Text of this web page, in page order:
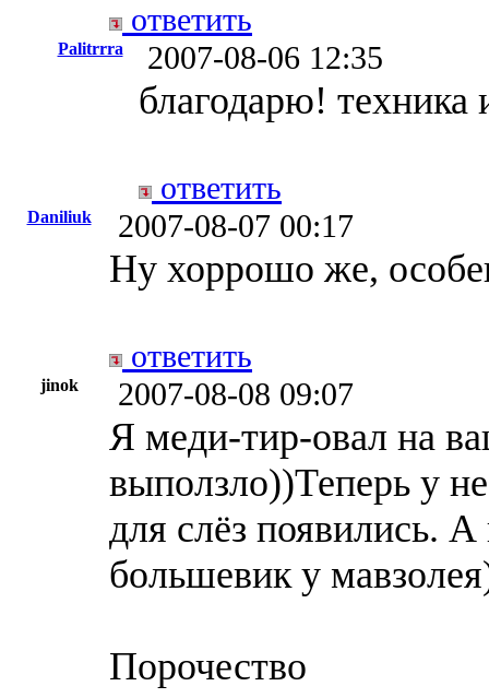
ответить
Palitrrra 2007-08-06 12:35
благодарю! техника
ответить
Daniliuk 2007-08-07 00:17
Ну хоррошо же,
ответить
jinok 2007-08-08 09:07
Я меди-тир-овал на
выползло))Теперь у
для слёз появились.
большевик у
Порочество